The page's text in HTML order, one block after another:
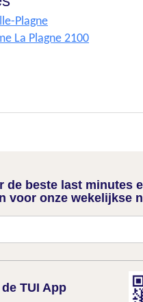
Plagne
La Plagne 2100
de beste last minutes
voor onze wekelijkse
TUI App